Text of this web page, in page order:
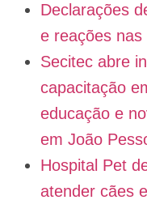
Declarações
e reações
Secitec abre
capacitação
educação e
em João
Hospital Pet
atender cães